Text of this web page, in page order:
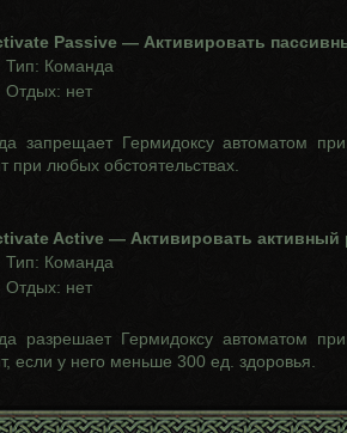
Passive — Активировать
Тип: Команда
Отдых: нет
запрещает Гермидоксу автоматом
при любых обстоятельствах.
Active — Активировать активный
Тип: Команда
Отдых: нет
разрешает Гермидоксу автоматом
если у него меньше 300 ед. здоровья.